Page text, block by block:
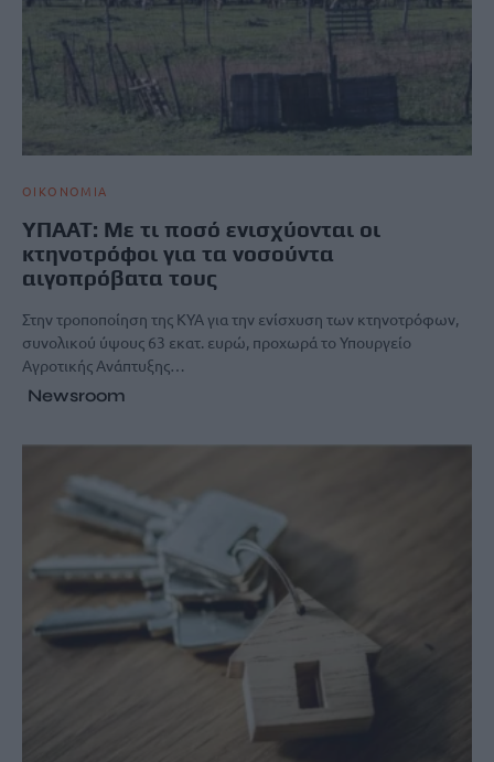
ΟΙΚΟΝΟΜΙΑ
ΥΠΑΑΤ: Με τι ποσό ενισχύονται οι
κτηνοτρόφοι για τα νοσούντα
αιγοπρόβατα τους
Στην τροποποίηση της ΚΥΑ για την ενίσχυση των κτηνοτρόφων,
συνολικού ύψους 63 εκατ. ευρώ, προχωρά το Υπουργείο
Αγροτικής Ανάπτυξης…
Newsroom